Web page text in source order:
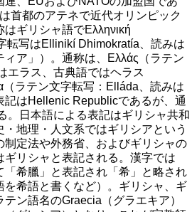
首都のアテネで近代オリンピック
ギリシャ語でΕλληνική
転写はEllinikí Dhimokratía、読みは
ィア」）。通称は、Ελλάς（ラテン
エラス、古典語ではヘラス
ラテン文字転写：Elláda、読みは
記はHellenic Republicであるが、通
。日本語による表記はギリシャ共和
地理・人文系ではギリシアという
制定法や外務省、およびギリシャの
リシャと表記される。漢字では
「希臘」と表記され「希」と略され
を希語と書くなど）。ギリシャ、ギ
ン語名のGraecia（グラエキア）